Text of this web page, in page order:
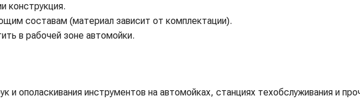
конструкция.
составам (материал зависит от комплектации).
в рабочей зоне автомойки.
и ополаскивания инструментов на автомойках, станциях техобслуживания и